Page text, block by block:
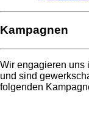
Kampagnen
Wir engagieren uns
und sind
folgenden